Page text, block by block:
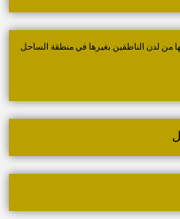
من لدن الناطقين بغيرها في منطقة الساحل